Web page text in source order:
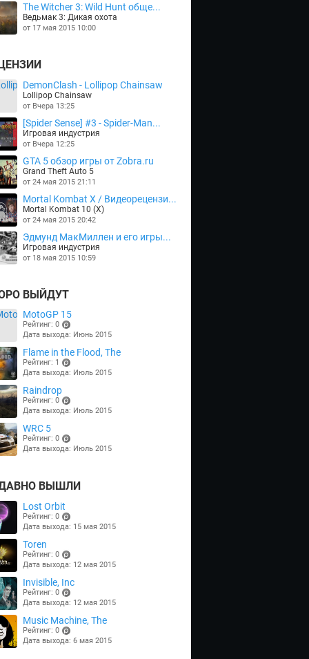
The Witcher 3: Wild Hunt обще...
Ведьмак 3: Дикая охота
от 17 мая 2015 10:00
DemonClash - Lollipop Chainsaw
Lollipop Chainsaw
от Вчера 13:25
[Spider Sense] #3 - Spider-Man...
Игровая индустрия
от Вчера 12:25
GTA 5 обзор игры от Zobra.ru
Grand Theft Auto 5
от 24 мая 2015 21:11
Mortal Kombat X / Видеорецензи...
Mortal Kombat 10 (X)
от 24 мая 2015 20:42
Эдмунд МакМиллен и его игры...
Игровая индустрия
от 18 мая 2015 10:59
ВЫЙДУТ
MotoGP 15
Рейтинг: 0
(points)
Дата выхода: Июнь 2015
Flame in the Flood, The
Рейтинг: 1
(points)
Дата выхода: Июль 2015
Raindrop
Рейтинг: 0
(points)
Дата выхода: Июль 2015
WRC 5
Рейтинг: 0
(points)
Дата выхода: Июль 2015
ВЫШЛИ
Lost Orbit
Рейтинг: 0
(points)
Дата выхода: 15 мая 2015
Toren
Рейтинг: 0
(points)
Дата выхода: 12 мая 2015
Invisible, Inc
Рейтинг: 0
(points)
Дата выхода: 12 мая 2015
Music Machine, The
Рейтинг: 0
(points)
Дата выхода: 6 мая 2015